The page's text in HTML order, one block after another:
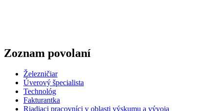
Zoznam povolaní
Železničiar
Úverový špecialista
Technológ
Fakturantka
Riadiaci pracovníci v oblasti výskumu a vývoja